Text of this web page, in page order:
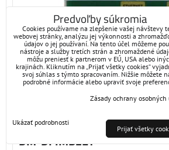
DM-DI4MB2ET
Predvoľby súkromia
Cookies používame na zlepšenie vašej návštevy
webovej stránky, analýzu jej výkonnosti a
údajov o jej používaní. Na tento účel môžeme
nástroje a služby tretích strán a zhromaždené
môžu preniesť k partnerom v EÚ, USA alebo
krajinách. Kliknutím na „Prijať všetky cookies“
svoj súhlas s týmto spracovaním. Nižšie môžete
podrobné informácie alebo upraviť svoje
Zásady ochrany osobných
Ukázať podrobnosti
Prijať všetky